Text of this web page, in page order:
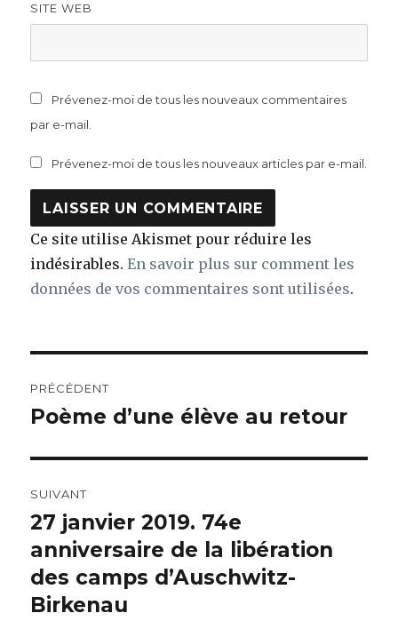
SITE WEB
Prévenez-moi de tous les nouveaux commentaires
par e-mail.
Prévenez-moi de tous les nouveaux articles par e-mail.
Ce site utilise Akismet pour réduire les
indésirables.En savoir plus sur comment les
données de vos commentaires sont utilisées.
de
PRÉCÉDENT
Article
Poème d’une élève au retour
SUIVANT
Article
suivant :
27 janvier 2019. 74e
anniversaire de la libération
des camps d’Auschwitz-
Birkenau